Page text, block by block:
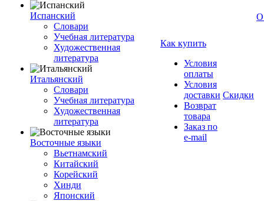
Испанский
Словари
Учебная литература
Художественная
литература
Итальянский
Словари
Учебная литература
Художественная
литература
Восточные языки
Вьетнамский
Китайский
Корейский
Хинди
Японский
Как купить
Условия
оплаты
Условия
доставки
Возврат
товара
Заказ по
e-mail
Скидки
О